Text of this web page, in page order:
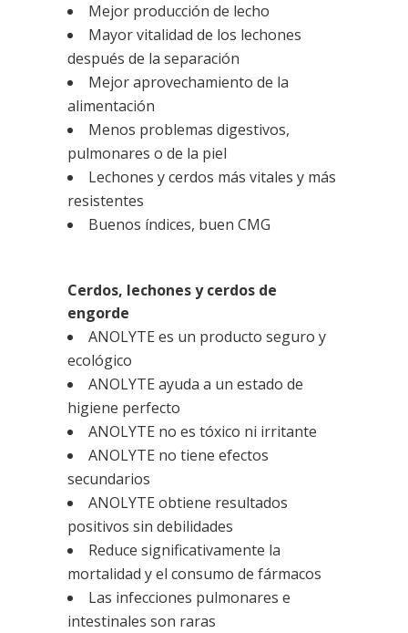
Mejor producción de lecho
Mayor vitalidad de los lechones
después de la separación
Mejor aprovechamiento de la
alimentación
Menos problemas digestivos,
pulmonares o de la piel
Lechones y cerdos más vitales y más
resistentes
Buenos índices, buen CMG
Cerdos, lechones y cerdos de
engorde
ANOLYTE es un producto seguro y
ecológico
ANOLYTE ayuda a un estado de
higiene perfecto
ANOLYTE no es tóxico ni irritante
ANOLYTE no tiene efectos
secundarios
ANOLYTE obtiene resultados
positivos sin debilidades
Reduce significativamente la
mortalidad y el consumo de fármacos
Las infecciones pulmonares e
intestinales son raras